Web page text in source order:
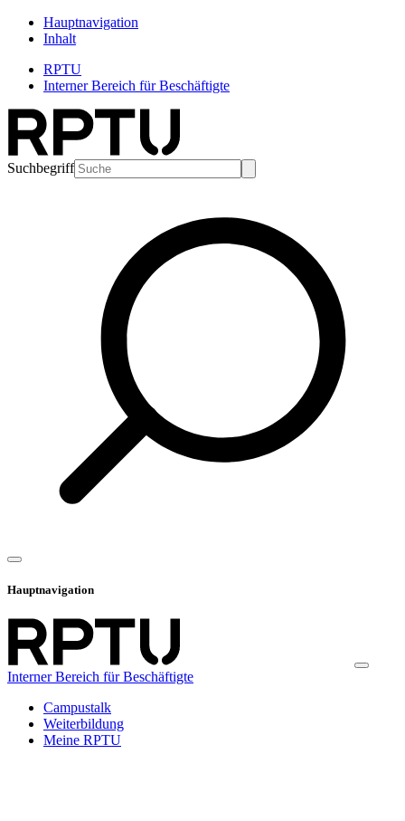
Hauptnavigation
Inhalt
RPTU
Interner Bereich für Beschäftigte
Suchbegriff
Hauptnavigation
Interner Bereich für Beschäftigte
Campustalk
Weiterbildung
Meine RPTU